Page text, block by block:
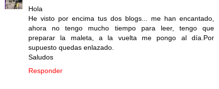
Hola
He visto por encima tus dos blogs... me han encantado,
ahora no tengo mucho tiempo para leer, tengo que
preparar la maleta, a la vuelta me pongo al día.Por
supuesto quedas enlazado.
Saludos
Responder